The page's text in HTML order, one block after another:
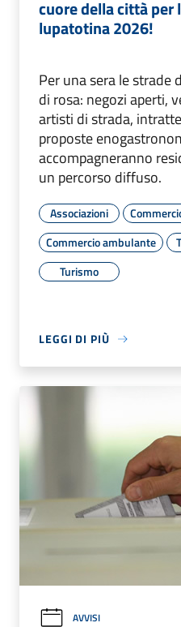
cuore della città per
lupatotina 2026!
Per una sera le strade
di rosa: negozi aperti,
artisti di strada,
proposte
accompagneranno
un percorso diffuso.
Associazioni
Commercio ambulante
Turismo
LEGGI DI PIÙ
AVVISI